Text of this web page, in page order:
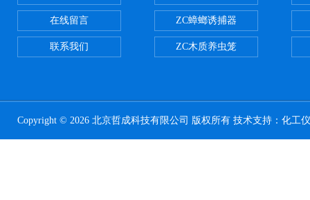
在线留言
联系我们
ZC蟑螂诱捕器
ZC木质养虫笼
Copyright © 2026 北京哲成科技有限公司 版权所有 技术支持： 化工